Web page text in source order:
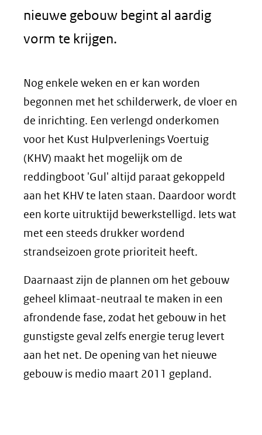
nieuwe gebouw begint al aardig
vorm te krijgen.
Nog enkele weken en er kan worden
begonnen met het schilderwerk, de vloer en
de inrichting. Een verlengd onderkomen
voor het Kust Hulpverlenings Voertuig
(KHV) maakt het mogelijk om de
reddingboot 'Gul' altijd paraat gekoppeld
aan het KHV te laten staan. Daardoor wordt
een korte uitruktijd bewerkstelligd. Iets wat
met een steeds drukker wordend
strandseizoen grote prioriteit heeft.
Daarnaast zijn de plannen om het gebouw
geheel klimaat-neutraal te maken in een
afrondende fase, zodat het gebouw in het
gunstigste geval zelfs energie terug levert
aan het net. De opening van het nieuwe
gebouw is medio maart 2011 gepland.